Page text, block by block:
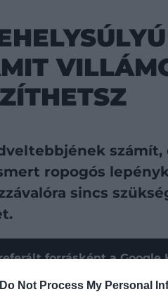
Do Not Process My Personal
számít,
ropogós
sincs
forrásként a Google